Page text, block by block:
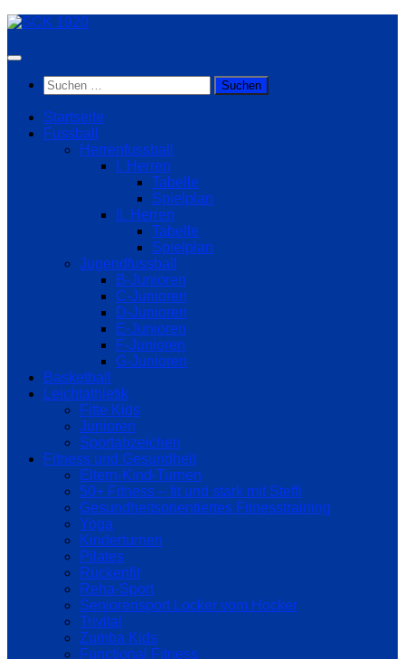
Zum
springen
Suchen
nach:
Startseite
Fussball
Herrenfussball
I. Herren
Tabelle
Spielplan
II. Herren
Tabelle
Spielplan
Jugendfussball
B-Junioren
C-Junioren
D-Junioren
E-Junioren
F-Junioren
G-Junioren
Basketball
Leichtathletik
Fitte Kids
Junioren
Sportabzeichen
Fitness und Gesundheit
Eltern-Kind-Turnen
50+ Fitness – fit und stark mit Steffi
Gesundheitsorientiertes Fitnesstraining
Yoga
Kinderturnen
Pilates
Rückenfit
Reha-Sport
Seniorensport Locker vom Hocker
Trivital
Zumba Kids
Functional Fitness